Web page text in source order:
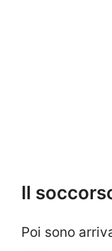
Il
Poi sono